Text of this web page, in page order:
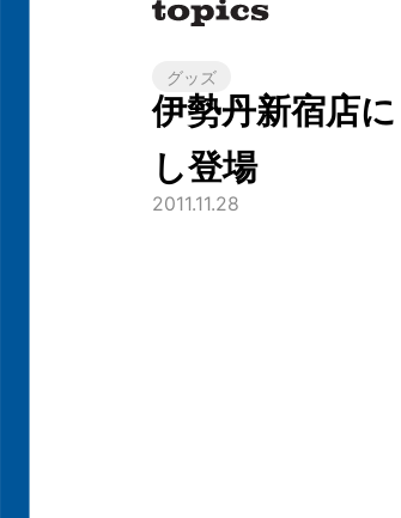
グッズ
伊勢丹新宿店
し登場
2011.11.28